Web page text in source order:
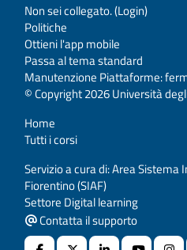
Non sei collegato. (Login)
Politiche
Ottieni l'app mobile
Passa al tema standard
Manutenzione Piattaforme:
© Copyright 2026 Università
Home
Tutti i corsi
Servizio a cura di: Area Sistema
Fiorentino (SIAF)
Settore Digital learning
Contatta il supporto